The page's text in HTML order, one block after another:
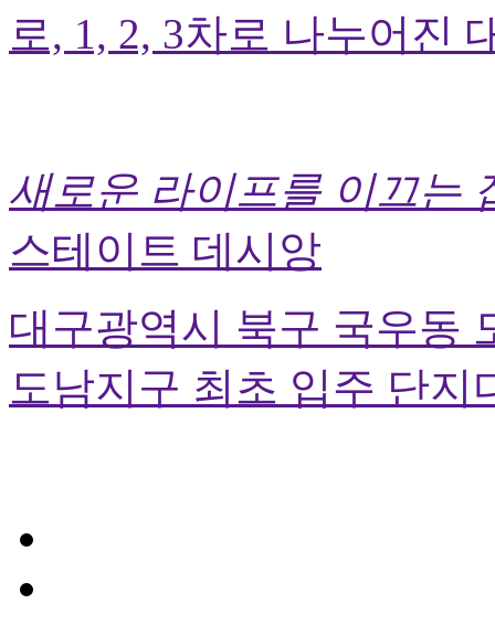
로, 1, 2, 3차로 나누어진
새로운 라이프를 이끄는
스테이트 데시앙
대구광역시 북구 국우동
도남지구 최초 입주 단지